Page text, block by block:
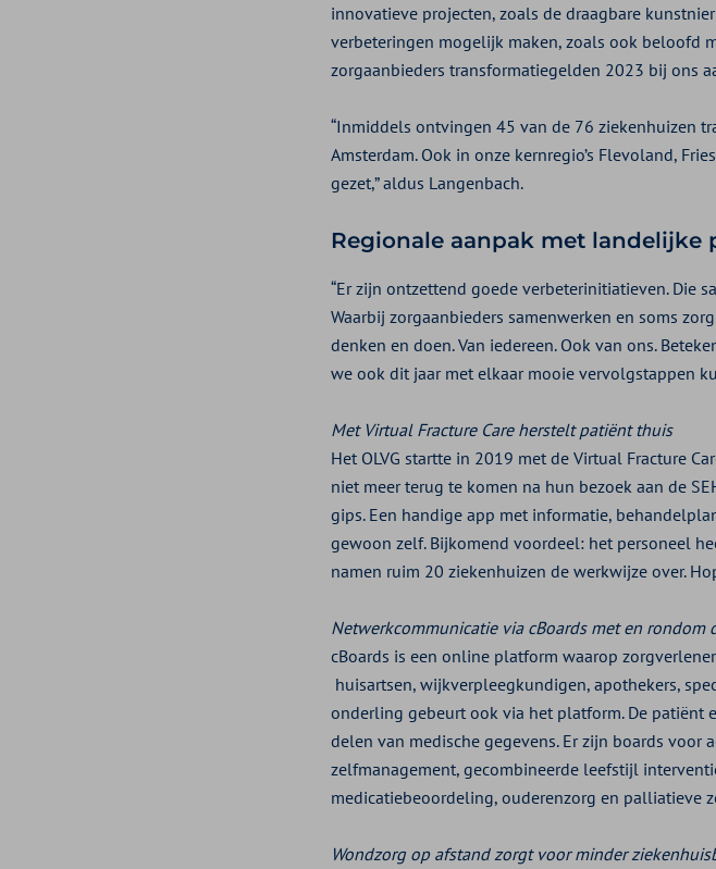
innovatieve projecten, zoals de draagbare
verbeteringen mogelijk maken, zoals ook beloofd
zorgaanbieders transformatiegelden 2023 bij ons
“Inmiddels ontvingen 45 van de 76 ziekenhuizen
Amsterdam. Ook in onze kernregio’s Flevoland,
gezet,” aldus Langenbach.
Regionale aanpak met landelijke
“Er zijn ontzettend goede verbeterinitiatieven. Die
Waarbij zorgaanbieders samenwerken en soms
denken en doen. Van iedereen. Ook van ons.
we ook dit jaar met elkaar mooie vervolgstappen
Met Virtual Fracture Care herstelt patiënt thuis
Het OLVG startte in 2019 met de Virtual Fracture
niet meer terug te komen na hun bezoek aan de
gips. Een handige app met informatie,
gewoon zelf. Bijkomend voordeel: het personeel
namen ruim 20 ziekenhuizen de werkwijze over.
Netwerkcommunicatie via cBoards met en rondom
cBoards is een online platform waarop
huisartsen, wijkverpleegkundigen, apothekers,
onderling gebeurt ook via het platform. De
delen van medische gegevens. Er zijn boards voor
zelfmanagement, gecombineerde leefstijl
medicatiebeoordeling, ouderenzorg en palliatieve
Wondzorg op afstand zorgt voor minder